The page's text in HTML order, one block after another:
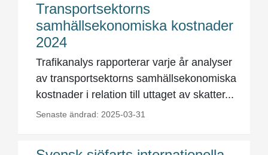
Transportsektorns
samhällsekonomiska kostnader
2024
Trafikanalys rapporterar varje år analyser
av transportsektorns samhällsekonomiska
kostnader i relation till uttaget av skatter...
Senaste ändrad: 2025-03-31